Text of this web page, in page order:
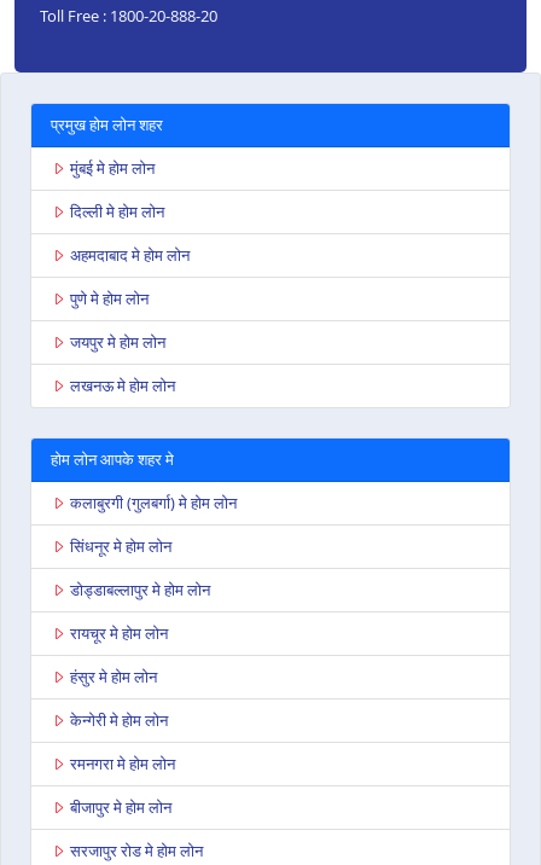
Toll Free : 1800-20-888-20
प्रमुख होम लोन शहर
मुंबई मे होम लोन
दिल्ली मे होम लोन
अहमदाबाद मे होम लोन
पुणे मे होम लोन
जयपुर मे होम लोन
लखनऊ मे होम लोन
होम लोन आपके शहर मे
कलाबुरगी (गुलबर्गा) मे होम लोन
सिंधनूर मे होम लोन
डोड्डाबल्लापुर मे होम लोन
रायचूर मे होम लोन
हंसुर मे होम लोन
केन्गेरी मे होम लोन
रमनगरा मे होम लोन
बीजापुर मे होम लोन
सरजापुर रोड मे होम लोन